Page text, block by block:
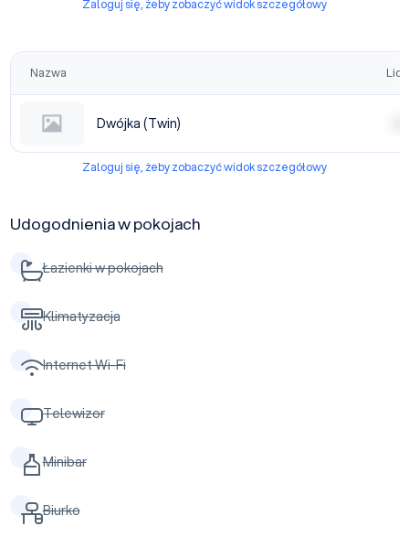
Zaloguj się, żeby zobaczyć widok szczegółowy
Nazwa
Dwójka (Twin)
Zaloguj się, żeby zobaczyć widok szczegółowy
Udogodnienia w pokojach
Łazienki w pokojach
Klimatyzacja
Internet Wi-Fi
Telewizor
Minibar
Biurko